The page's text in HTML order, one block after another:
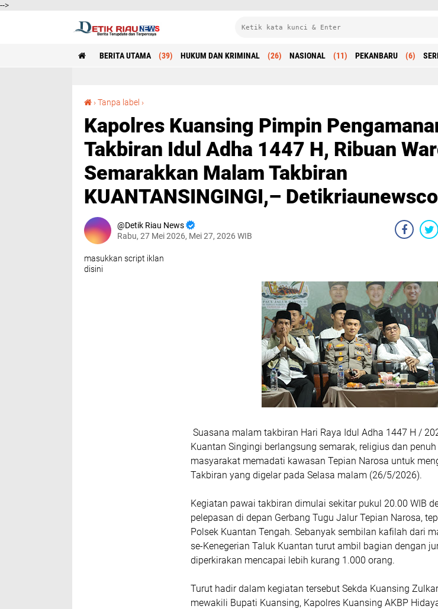
-->
BERITA UTAMA (39) HUKUM DAN KRIMINAL (26) NASIONAL (11) PEKANBARU (6)
›Tanpa label ›
Kapolres Kuansing Pimpin
Takbiran Idul Adha 1447 H, Ribuan
Semarakkan Malam Takbiran
KUANTANSINGINGI,–
Detik Riau News
Rabu, 27 Mei 2026, Mei 27, 2026 WIB
masukkan script iklan
disini
Suasana malam takbiran Hari Raya Idul Adha 1447 H /
Kuantan Singingi berlangsung semarak, religius dan
masyarakat memadati kawasan Tepian Narosa untuk
Takbiran yang digelar pada Selasa malam (26/5/2026).
Kegiatan pawai takbiran dimulai sekitar pukul 20.00 WIB
pelepasan di depan Gerbang Tugu Jalur Tepian Narosa,
Polsek Kuantan Tengah. Sebanyak sembilan kafilah dari
se-Kenegerian Taluk Kuantan turut ambil bagian dengan
diperkirakan mencapai lebih kurang 1.000 orang.
Turut hadir dalam kegiatan tersebut Sekda Kuansing
mewakili Bupati Kuansing, Kapolres Kuansing AKBP